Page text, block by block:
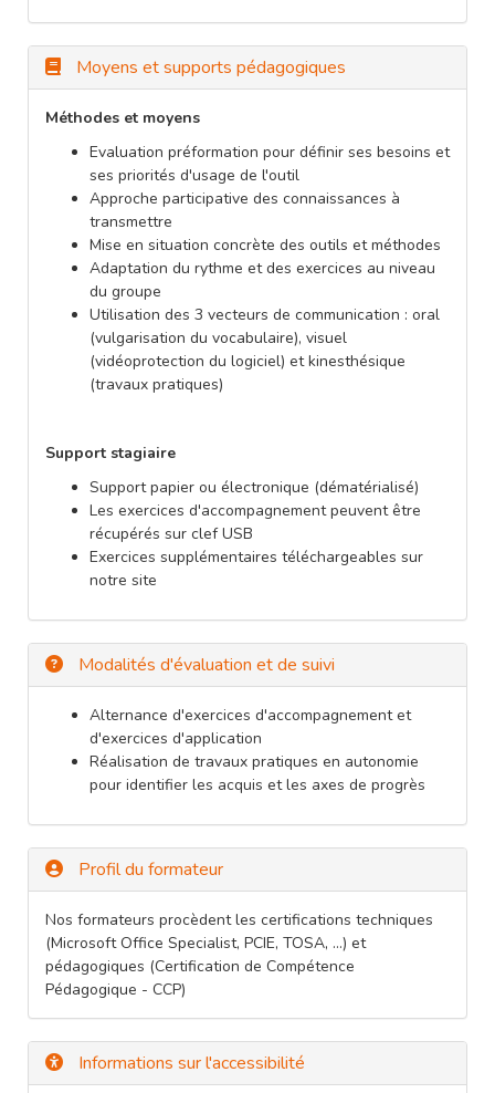
Moyens et supports pédagogiques
Méthodes et moyens
Evaluation préformation pour définir ses besoins et
ses priorités d'usage de l'outil
Approche participative des connaissances à
transmettre
Mise en situation concrète des outils et méthodes
Adaptation du rythme et des exercices au niveau
du groupe
Utilisation des 3 vecteurs de communication : oral
(vulgarisation du vocabulaire), visuel
(vidéoprotection du logiciel) et kinesthésique
(travaux pratiques)
Support stagiaire
Support papier ou électronique (dématérialisé)
Les exercices d'accompagnement peuvent être
récupérés sur clef USB
Exercices supplémentaires téléchargeables sur
notre site
Modalités d'évaluation et de suivi
Alternance d'exercices d'accompagnement et
d'exercices d'application
Réalisation de travaux pratiques en autonomie
pour identifier les acquis et les axes de progrès
Profil du formateur
Nos formateurs procèdent les certifications techniques
(Microsoft Office Specialist, PCIE, TOSA, …) et
pédagogiques (Certification de Compétence
Pédagogique - CCP)
Informations sur l'accessibilité